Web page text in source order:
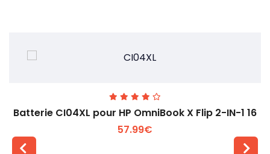
Batterie CI04XL pour HP OmniBook X Flip 2-IN-1 16
57.99€